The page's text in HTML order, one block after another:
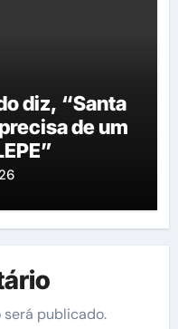
diz, “Santa
de um
publicado.